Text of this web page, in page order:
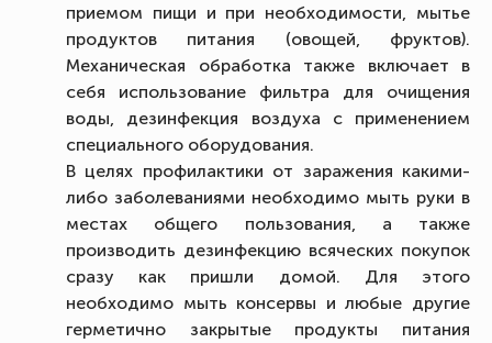
приемом пищи и при необходимости, мытье
продуктов питания (овощей, фруктов).
Механическая обработка также включает в
себя использование фильтра для очищения
воды, дезинфекция воздуха с применением
специального оборудования.
В целях профилактики от заражения какими-
либо заболеваниями необходимо мыть руки в
местах общего пользования, а также
производить дезинфекцию всяческих покупок
сразу как пришли домой. Для этого
необходимо мыть консервы и любые другие
герметично закрытые продукты питания